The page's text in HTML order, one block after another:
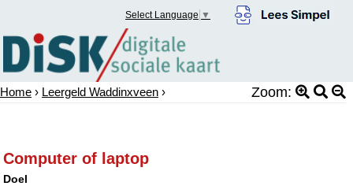
Select Language ▼
Home › Leergeld Waddinxveen › Zoom:
Computer of laptop
Doel